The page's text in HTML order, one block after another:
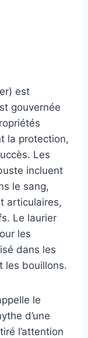
est
gouvernée
la protection,
Les
incluent
le sang,
articulaires,
Le laurier
les
dans les
les bouillons.
le
d’une
l’attention